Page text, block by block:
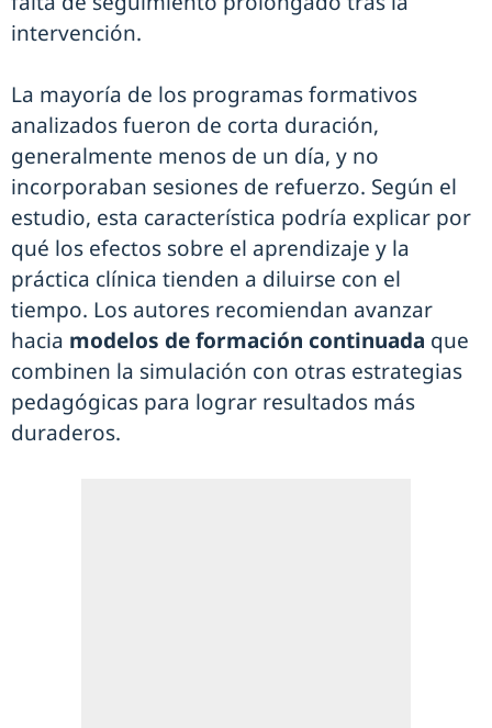
intervención.
La mayoría de los programas formativos
analizados fueron de corta duración,
generalmente menos de un día, y no
incorporaban sesiones de refuerzo. Según el
estudio, esta característica podría explicar por
qué los efectos sobre el aprendizaje y la
práctica clínica tienden a diluirse con el
tiempo. Los autores recomiendan avanzar
hacia modelos de formación continuada que
combinen la simulación con otras estrategias
pedagógicas para lograr resultados más
duraderos.